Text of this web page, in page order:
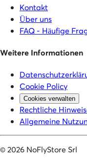
Kontakt
Über uns
FAQ - Häufige
Weitere Informationen
Cookie Policy
Cookies verwalten
Rechtliche
Allgemeine
©2026 NoFlyStore Srl